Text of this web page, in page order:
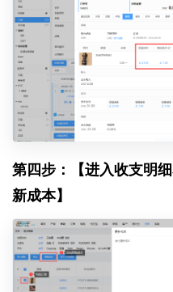
第四步：【进入收支
新成本】